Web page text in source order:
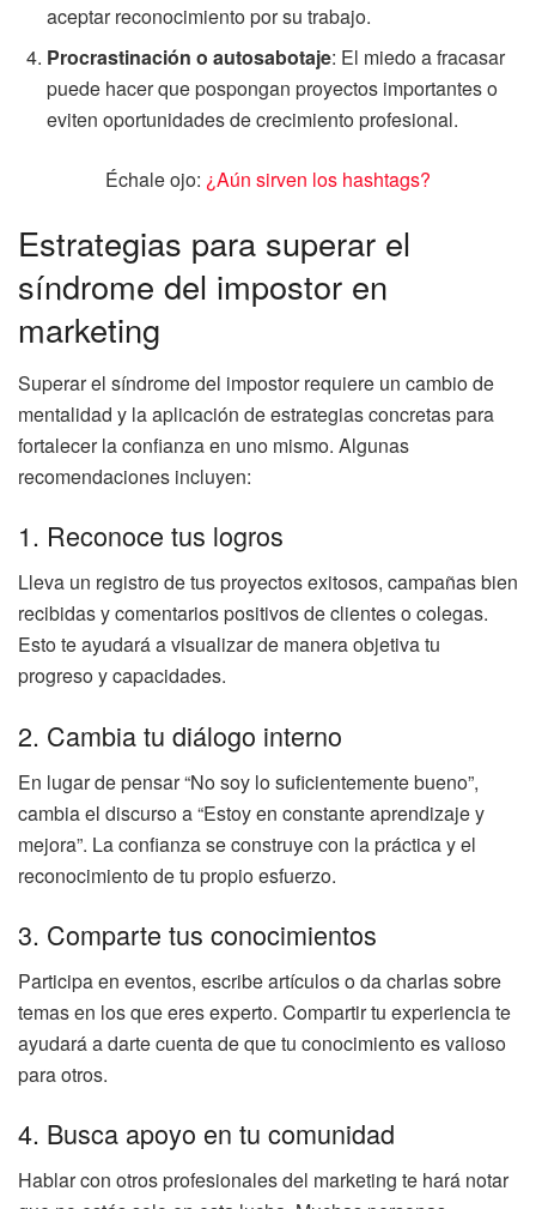
aceptar reconocimiento por su trabajo.
Procrastinación o autosabotaje: El miedo a fracasar
puede hacer que pospongan proyectos importantes o
eviten oportunidades de crecimiento profesional.
Échale ojo: ¿Aún sirven los hashtags?
Estrategias para superar el
síndrome del impostor en
marketing
Superar el síndrome del impostor requiere un cambio de
mentalidad y la aplicación de estrategias concretas para
fortalecer la confianza en uno mismo. Algunas
recomendaciones incluyen:
1. Reconoce tus logros
Lleva un registro de tus proyectos exitosos, campañas bien
recibidas y comentarios positivos de clientes o colegas.
Esto te ayudará a visualizar de manera objetiva tu
progreso y capacidades.
2. Cambia tu diálogo interno
En lugar de pensar “No soy lo suficientemente bueno”,
cambia el discurso a “Estoy en constante aprendizaje y
mejora”. La confianza se construye con la práctica y el
reconocimiento de tu propio esfuerzo.
3. Comparte tus conocimientos
Participa en eventos, escribe artículos o da charlas sobre
temas en los que eres experto. Compartir tu experiencia te
ayudará a darte cuenta de que tu conocimiento es valioso
para otros.
4. Busca apoyo en tu comunidad
Hablar con otros profesionales del marketing te hará notar